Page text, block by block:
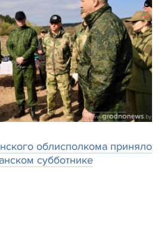
облисполкома приняло
субботнике